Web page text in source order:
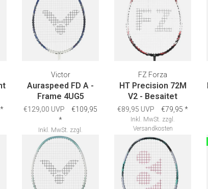
*
Victor
Auraspeed FD A -
Frame 4UG5
€129,00 UVP
€109,95
*
Inkl. MwSt. zzgl.
Versandkosten
FZ Forza
HT Precision 72M
V2 - Besaitet
€89,95 UVP €79,95 *
Inkl. MwSt. zzgl.
Versandkosten